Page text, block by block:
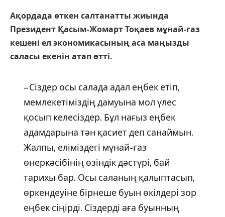
Ақордада өткен салтанатты жиында
Президент Қасым-Жомарт Тоқаев мұнай-газ
кешені ел экономикасының аса маңызды
саласы екенін атап өтті.
– Сіздер осы салада адал еңбек етіп,
мемлекетіміздің дамуына мол үлес
қосып келесіздер. Бұл нағыз еңбек
адамдарына тән қасиет деп санаймын.
Жалпы, еліміздегі мұнай-газ
өнеркәсібінің өзіндік дәстүрі, бай
тарихы бар. Осы саланың қалыптасып,
өркендеуіне бірнеше буын өкілдері зор
еңбек сіңірді. Сіздерді аға буынның